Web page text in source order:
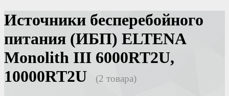
Источники бесперебойного
питания (ИБП) ELTENA
Monolith III 6000RT2U,
10000RT2U
(2 товара)